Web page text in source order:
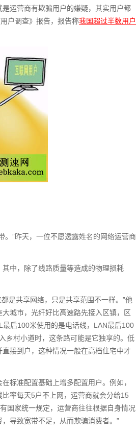
运营商有欺骗用户的嫌疑，其实用户都
户调查》报告，报告称我国超过半数用户
”昨天，一位不愿透露姓名的网络运营商
中，除了线路质量等造成的物理损耗
是共享网络，只是共享范围不一样。”他
城市，光纤好比高速路先接入区镇，区
后100米使用的是电话线，LAN最后100
乡村小道时，这条路可能是它独享的。低
接到户，这种情况一般在高档住宅中才
标准配置基础上增多配置用户。例如，
率每天5户不上网，运营商就会分给15
国家统一规定，运营商往往根据自身情况
导致宽带不足，从而欺骗消费者。”